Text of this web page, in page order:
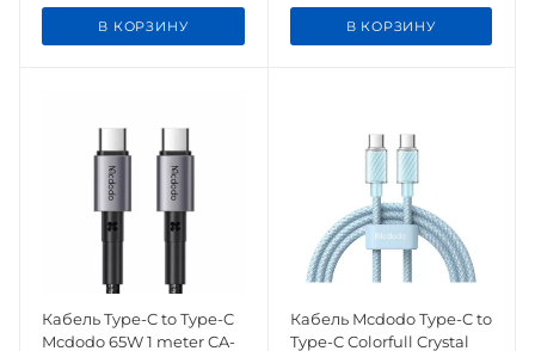
В КОРЗИНУ В КОРЗИНУ
Кабель Type-C to Type-C
Mcdodo 65W 1 meter CA-
Кабель Mcdodo Type-C to
Type-C Colorfull Crystal